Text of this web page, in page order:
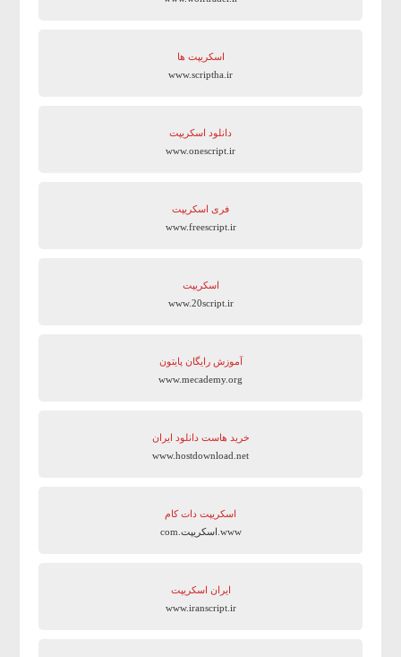
اسکریپت ها
www.scriptha.ir
دانلود اسکریپت
www.onescript.ir
فری اسکریپت
www.freescript.ir
اسکریپت
www.20script.ir
آموزش رایگان پایتون
www.mecademy.org
خرید هاست دانلود ایران
www.hostdownload.net
اسکریپت دات کام
www.اسکریپت.com
ایران اسکریپت
www.iranscript.ir